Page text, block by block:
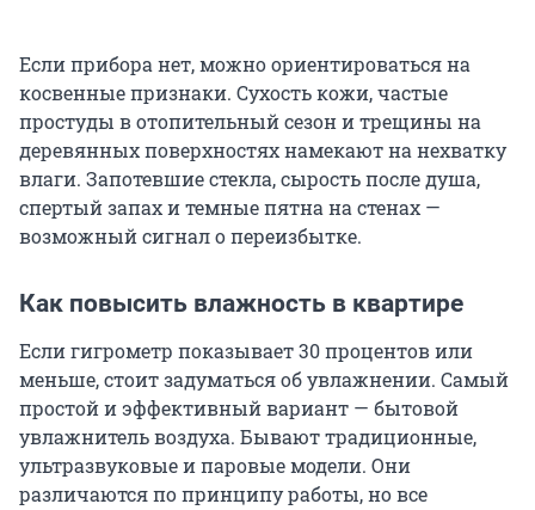
Если прибора нет, можно ориентироваться на
косвенные признаки. Сухость кожи, частые
простуды в отопительный сезон и трещины на
деревянных поверхностях намекают на нехватку
влаги. Запотевшие стекла, сырость после душа,
спертый запах и темные пятна на стенах —
возможный сигнал о переизбытке.
Как повысить влажность в квартире
Если гигрометр показывает 30 процентов или
меньше, стоит задуматься об увлажнении. Самый
простой и эффективный вариант — бытовой
увлажнитель воздуха. Бывают традиционные,
ультразвуковые и паровые модели. Они
различаются по принципу работы, но все